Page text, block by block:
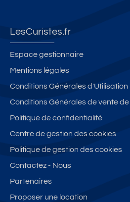
a
mi
qu
e
P
er
s)
(a
p
p
m
en
S
E,
p
an
or
mi
qu
n
LE
)
LesCuristes.fr
Espace gestionnaire
Mentions légales
Conditions Générales d'Utilisation
Conditions Générales de vente
Politique de confidentialité
Centre de gestion des cookies
Politique de gestion des cookies
Contactez - Nous
Partenaires
Proposer une location